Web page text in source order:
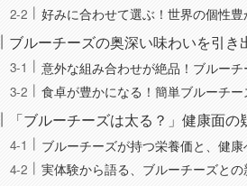
好みに合わせて選ぶ！世界の個性
ブルーチーズの奥深い味わいを引
意外な組み合わせが絶品！ブルー
食卓が豊かになる！簡単ブルーチ
「ブルーチーズは太る？」健康面
ブルーチーズが持つ栄養価と、健
実体験から語る、ブルーチーズと